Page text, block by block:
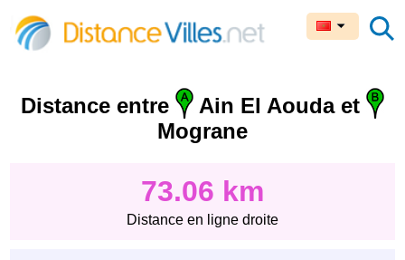
Distance entre
Ain El Aouda et
Mograne
73.06 km
Distance en ligne droite